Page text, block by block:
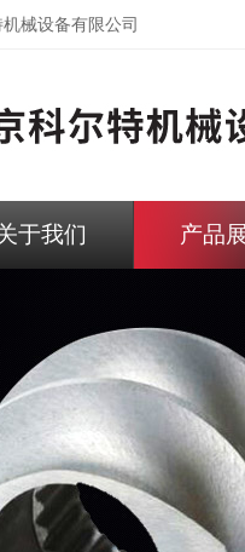
械设备有限公司
于我们 产品